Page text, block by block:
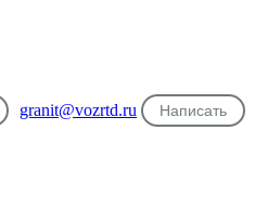
granit@vozrtd.ru Написать